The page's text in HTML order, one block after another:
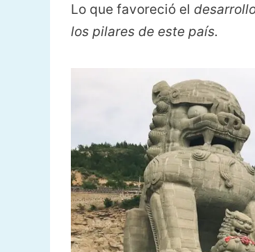
Lo que favoreció el
los pilares de este país.